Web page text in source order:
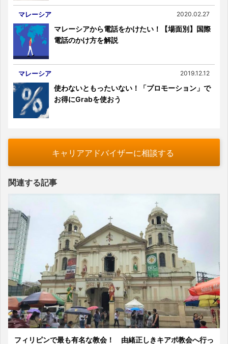
マレーシア 2020.02.27
マレーシアから電話をかけたい！【場面別】国際
電話のかけ方を解説
マレーシア 2019.12.12
使わないともったいない！「プロモーション」で
お得にGrabを使おう
キャリアアドバイザーに相談する
関連する記事
フィリピンで最も有名な教会！ 由緒正しきキアポ教会へ行っ